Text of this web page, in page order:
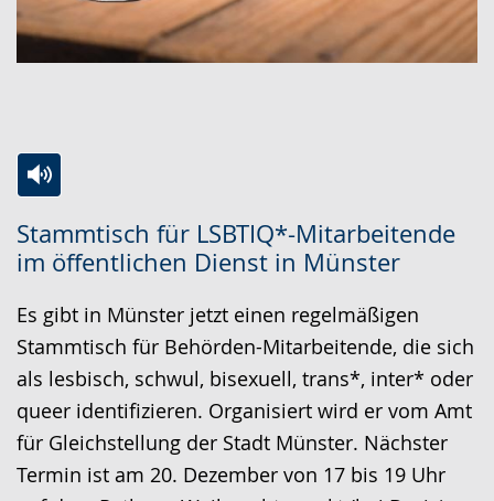
Stammtisch für LSBTIQ*-Mitarbeitende
im öffentlichen Dienst in Münster
Leichten
Sprache
wechseln.
Audio-
Unterstützung.
Video
in
Deutscher
Gebärdensprache
wird
angezeigt.
Es gibt in Münster jetzt einen regelmäßigen
Stammtisch für Behörden-Mitarbeitende, die sich
als lesbisch, schwul, bisexuell, trans*, inter* oder
queer identifizieren. Organisiert wird er vom Amt
für Gleichstellung der Stadt Münster. Nächster
Termin ist am 20. Dezember von 17 bis 19 Uhr